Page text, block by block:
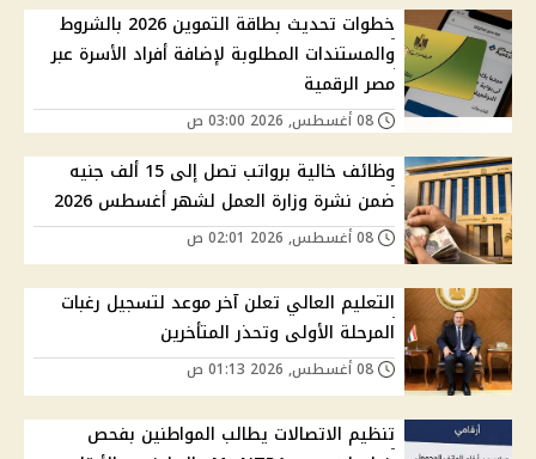
خطوات تحديث بطاقة التموين 2026 بالشروط
والمستندات المطلوبة لإضافة أفراد الأسرة عبر
مصر الرقمية
وظائف خالية برواتب تصل إلى 15 ألف جنيه
ضمن نشرة وزارة العمل لشهر أغسطس 2026
التعليم العالي تعلن آخر موعد لتسجيل رغبات
المرحلة الأولى وتحذر المتأخرين
تنظيم الاتصالات يطالب المواطنين بفحص